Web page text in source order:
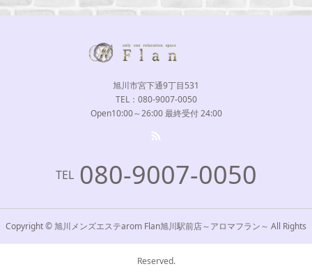
旭川市宮下通9丁目531
TEL：080-9007-0050
Open10:00～26:00 最終受付 24:00
TEL 080-9007-0050
Copyright © 旭川メンズエステarom Flan旭川駅前店～アロマフラン～ All Rights
Reserved.